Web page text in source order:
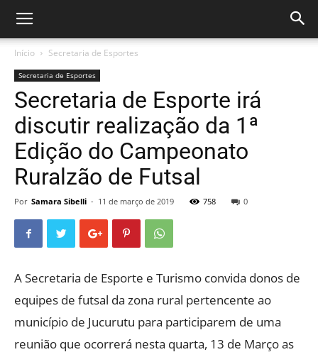
Início Secretaria de Esportes
Secretaria de Esportes
Secretaria de Esporte irá
discutir realização da 1ª
Edição do Campeonato
Ruralzão de Futsal
Por Samara Sibelli - 11 de março de 2019 758 0
A Secretaria de Esporte e Turismo convida donos de
equipes de futsal da zona rural pertencente ao
município de Jucurutu para participarem de uma
reunião que ocorrerá nesta quarta, 13 de Março as